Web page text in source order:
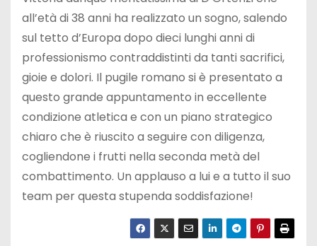
all’età di 38 anni ha realizzato un sogno, salendo
sul tetto d’Europa dopo dieci lunghi anni di
professionismo contraddistinti da tanti sacrifici,
gioie e dolori. Il pugile romano si è presentato a
questo grande appuntamento in eccellente
condizione atletica e con un piano strategico
chiaro che è riuscito a seguire con diligenza,
cogliendone i frutti nella seconda metà del
combattimento. Un applauso a lui e a tutto il suo
team per questa stupenda soddisfazione!